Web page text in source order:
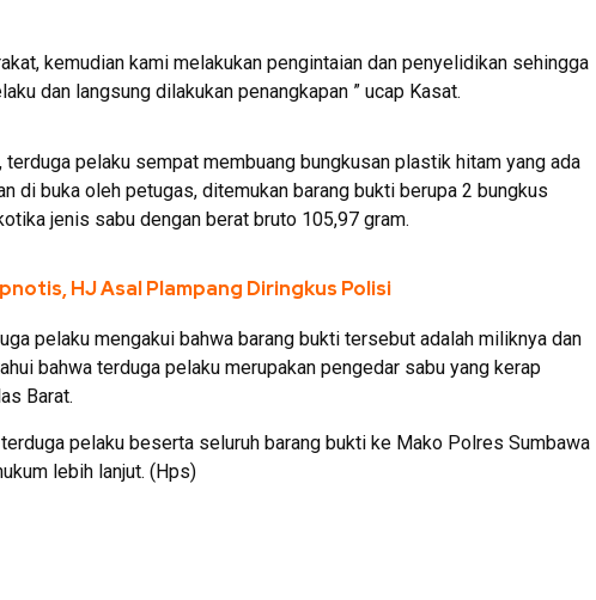
kemudian kami melakukan pengintaian dan penyelidikan sehingga
dan langsung dilakukan penangkapan ” ucap Kasat.
pelaku sempat membuang bungkusan plastik hitam yang ada
di buka oleh petugas, ditemukan barang bukti berupa 2 bungkus
jenis sabu dengan berat bruto 105,97 gram.
HJ Asal Plampang Diringkus Polisi
pelaku mengakui bahwa barang bukti tersebut adalah miliknya dan
bahwa terduga pelaku merupakan pengedar sabu yang kerap
Barat.
pelaku beserta seluruh barang bukti ke Mako Polres Sumbawa
lebih lanjut. (Hps)